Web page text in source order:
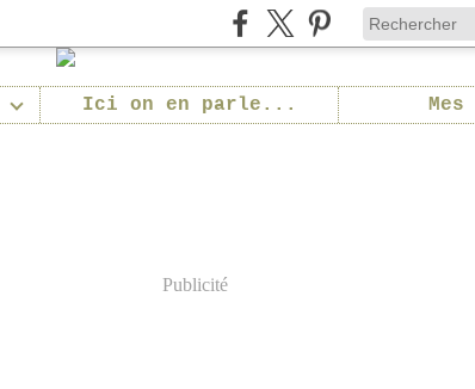
Ici on en parle...
Publicité